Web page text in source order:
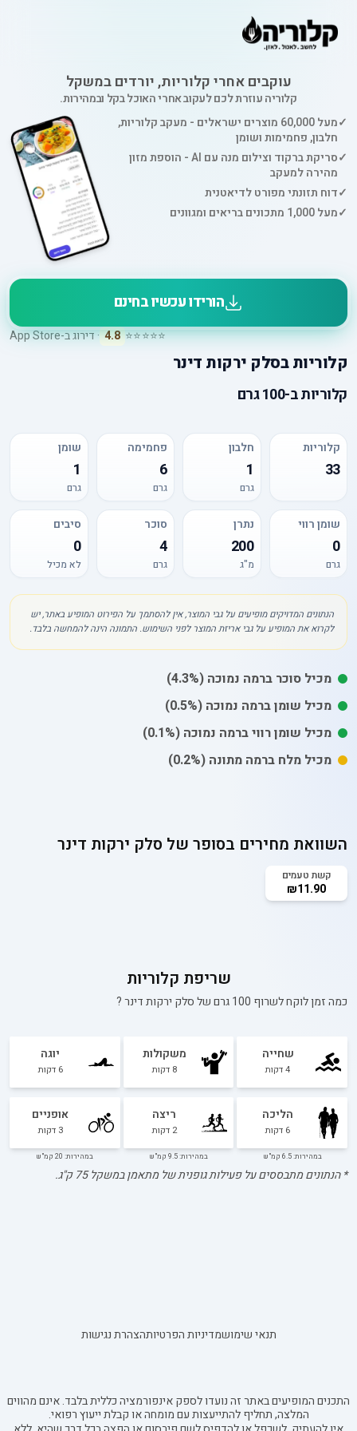
עוקבים אחרי קלוריות, יורדים במשקל
קלוריה עוזרת לכם לעקוב אחרי האוכל בקל ובמהירות.
✓
מעל 60,000 מוצרים ישראלים - מעקב קלוריות,
חלבון, פחמימות ושומן
✓
סריקת ברקוד וצילום מנה עם AI - הוספת מזון
מהירה למעקב
✓דוח תזונתי מפורט לדיאטנית
✓מעל 1,000 מתכונים בריאים ומגוונים
הורידו עכשיו בחינם
⭐⭐⭐⭐⭐
4.8 · דירוג ב-App Store
קלוריותבסלק ירקות דינר
קלוריותב-100 גרם
קלוריות
33
חלבון
1
גרם
פחמימה
6
גרם
שומן
1
גרם
שומן רווי
0
גרם
נתרן
200
מ"ג
סוכר
4
גרם
סיבים
0
לא מכיל
הנתונים המדויקים מופיעים על גבי המוצר, אין להסתמך על הפירוט המופיע באתר, יש
לקרוא את המופיע על גבי אריזת המוצר לפני השימוש. התמונה הינה להמחשה בלבד.
מכיל סוכר ברמה נמוכה (4.3%)
מכיל שומןברמה נמוכה (0.5%)
מכיל שומן רוויברמה נמוכה (0.1%)
מכיל מלח ברמה מתונה (0.2%)
השוואת מחירים בסופר של סלק ירקות דינר
קשת טעמים
₪11.90
שריפת קלוריות
כמה זמן לוקח לשרוף 100 גרם של סלק ירקות דינר?
שחייה
4דקות
משקולות
8 דקות
יוגה
6 דקות
הליכה
6 דקות
במהירות: 6.5 קמ"ש
ריצה
2 דקות
במהירות: 9.5 קמ"ש
אופניים
3 דקות
במהירות: 20 קמ"ש
* הנתונים מתבססים על פעילות גופנית של מתאמן במשקל75ק"ג.
תנאי שימושמדיניות הפרטיותהצהרת נגישות
התכנים המופיעים באתר זה נועדו לספק אינפורמציה כללית בלבד. אינם מהווים
המלצה, תחליף להתייעצות עם מומחה או קבלת ייעוץ רפואי.